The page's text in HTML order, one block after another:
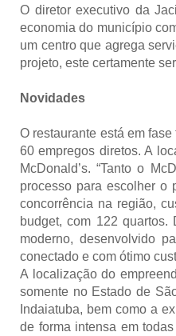
O diretor executivo da
economia do município
um centro que agrega
projeto, este certamente
Novidades
O restaurante está em
60 empregos diretos. A
McDonald’s. “Tanto o
processo para escolher o
concorrência na região,
budget, com 122
moderno, desenvolvido
conectado e com ótimo
A localização do
somente no Estado de
Indaiatuba, bem como a
de forma intensa em